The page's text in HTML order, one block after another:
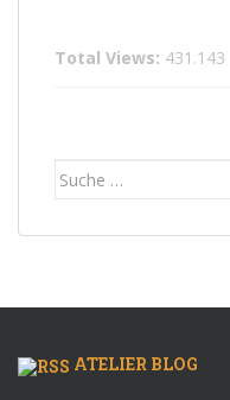
Total Views: 431.143
Suche
ATELIER BLOG